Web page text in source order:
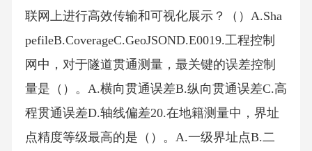
联网上进行高效传输和可视化展示？（）A.Sha
pefileB.CoverageC.GeoJSOND.E0019.工程控制
网中，对于隧道贯通测量，最关键的误差控制
量是（）。A.横向贯通误差B.纵向贯通误差C.高
程贯通误差D.轴线偏差20.在地籍测量中，界址
点精度等级最高的是（）。A.一级界址点B.二